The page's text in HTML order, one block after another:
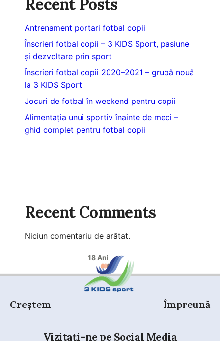
Recent Posts
Antrenament portari fotbal copii
Înscrieri fotbal copii – 3 KIDS Sport, pasiune
și dezvoltare prin sport
Înscrieri fotbal copii 2020–2021 – grupă nouă
la 3 KIDS Sport
Jocuri de fotbal în weekend pentru copii
Alimentația unui sportiv înainte de meci –
ghid complet pentru fotbal copii
Recent Comments
Niciun comentariu de arătat.
18 Ani
Creștem Împreună
Vizitați-ne pe Social Media